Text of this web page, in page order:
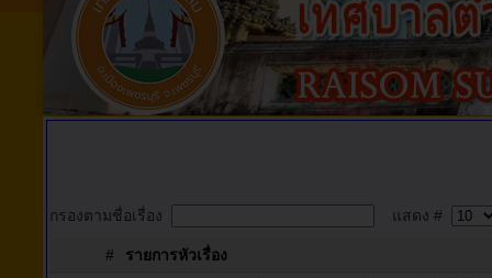
กรองตามชื่อเรื่อง แสดง #
# รายการหัวเรื่อง